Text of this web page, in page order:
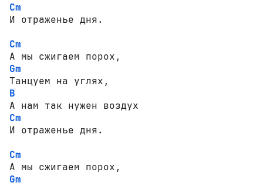
Cm
И отраженье дня.
Cm
Gm
B
Cm
И отраженье дня.
Cm
Gm